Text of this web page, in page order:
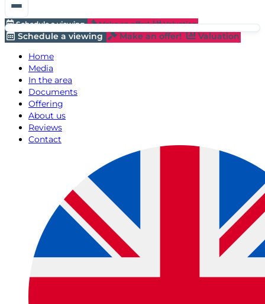
Schedule a viewing Make an offer! Valuation
Schedule a viewing Make an offer!
Valuation
Home
Media
In the area
Documents
Offering
About us
Reviews
Contact